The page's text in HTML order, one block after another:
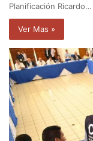
Planificación Ricardo…
Ver Mas »